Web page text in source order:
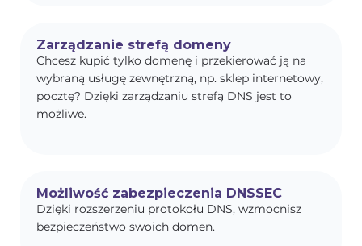
Zarządzanie strefą domeny
Chcesz kupić tylko domenę i przekierować ją na
wybraną usługę zewnętrzną, np. sklep internetowy,
pocztę? Dzięki zarządzaniu strefą DNS jest to
możliwe.
Możliwość zabezpieczenia DNSSEC
Dzięki rozszerzeniu protokołu DNS, wzmocnisz
bezpieczeństwo swoich domen.